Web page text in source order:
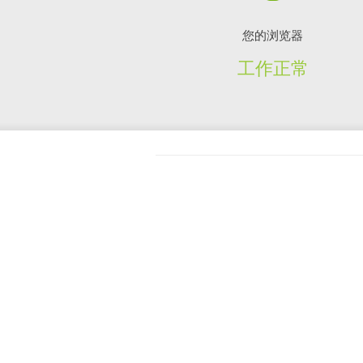
您的浏览器
工作正常